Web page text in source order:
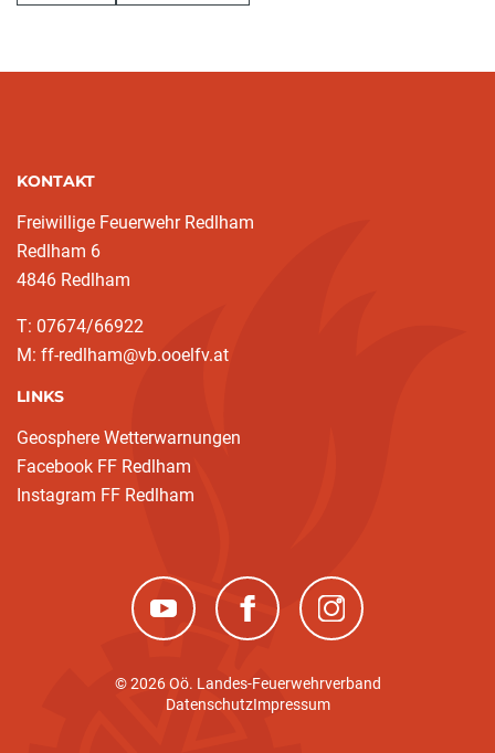
KONTAKT
Freiwillige Feuerwehr Redlham
Redlham 6
4846 Redlham
T: 07674/66922
M: ff-redlham@vb.ooelfv.at
LINKS
Geosphere Wetterwarnungen
Facebook FF Redlham
Instagram FF Redlham
(neues Fenster)(neues Fenster)(neues Fenster)
© 2026 Oö. Landes-Feuerwehrverband
DatenschutzImpressum